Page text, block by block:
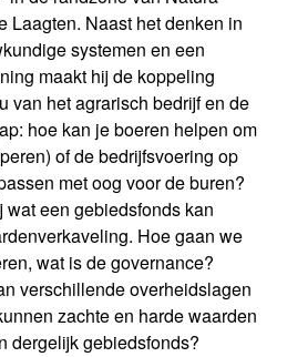
Laagten. Naast het denken in
systemen en een
maakt hij de koppeling
van het agrarisch bedrijf en de
hoe kan je boeren helpen om
of de bedrijfsvoering op
met oog voor de buren?
wat een gebiedsfonds kan
Hoe gaan we
wat is de governance?
verschillende overheidslagen
zachte en harde waarden
dergelijk gebiedsfonds?